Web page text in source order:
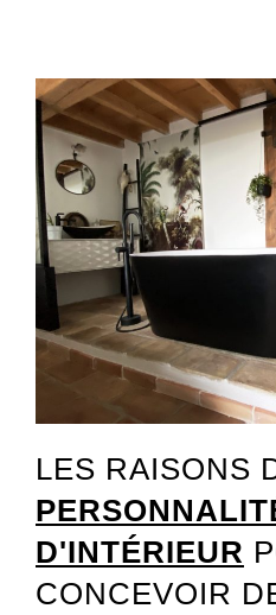
LES RAISONS
D'INTÉRIEUR
CONCEVOIR